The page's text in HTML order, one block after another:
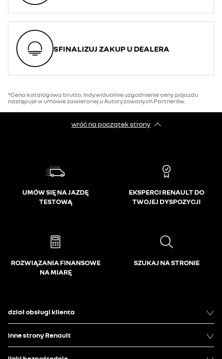
SFINALIZUJ ZAKUP U DEALERA
*Cena katalogowa brutto. Indywidualnie uzgodnienie ceny pojazdu
następuje w umowie zawieranej u Autoryzowanych Partnerów.
wróć na początek strony
UMÓW SIĘ NA JAZDĘ
TESTOWĄ
EKSPERCI RENAULT DO
TWOJEJ DYSPOZYCJI
ROZWIĄZANIA FINANSOWE
NA MIARĘ
SZUKAJ NA STRONIE
dział obsługi klienta
inne strony Renault